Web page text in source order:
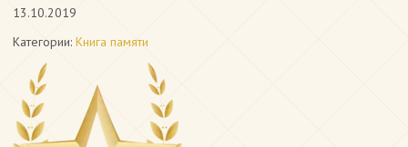
13.10.2019
Категории: Книга памяти